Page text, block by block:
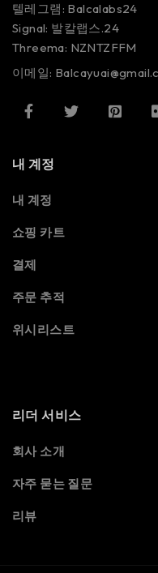
텔레그램: Balcalabs24
Signal: 발칼랩스.24
Threema: NZNTZFFM
이메일:
내 계정
내 계정
쇼핑 카트
결제
주문 추적
위시리스트
리더 서비스
회사 소개
자주 묻는 질문
리뷰